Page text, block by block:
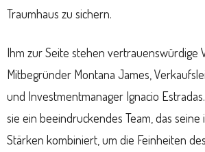
Traumhaus zu sichern.
Ihm zur Seite stehen vertrauenswürdige
Mitbegründer Montana James,
und Investmentmanager Ignacio
sie ein beeindruckendes Team, das seine
Stärken kombiniert, um die Feinheiten